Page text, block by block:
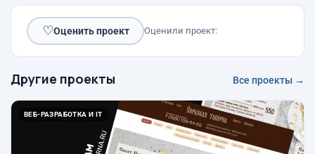
♡Оценить проект Оценили проект:
Другие проекты Все проекты →
ВЕБ-РАЗРАБОТКА И IT